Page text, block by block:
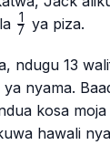
\frac{1}
7
1 ya piza.
ndugu 13
ya nyama.
kosa
hawali